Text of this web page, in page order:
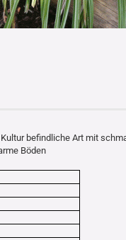
befindliche Art mit
Böden